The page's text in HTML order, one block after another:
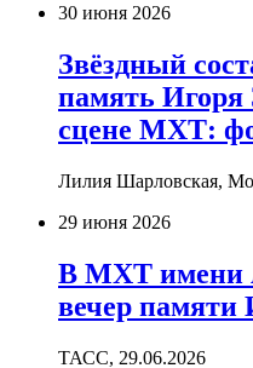
30 июня 2026
Звёздный
память Игоря
сцене МХТ:
Лилия Шарловская,
29 июня 2026
В МХТ имени
вечер памяти
ТАСС, 29.06.2026